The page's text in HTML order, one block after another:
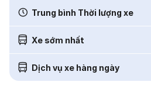
Trung bình Thời lượng xe
Xe sớm nhất
Dịch vụ xe hàng ngày